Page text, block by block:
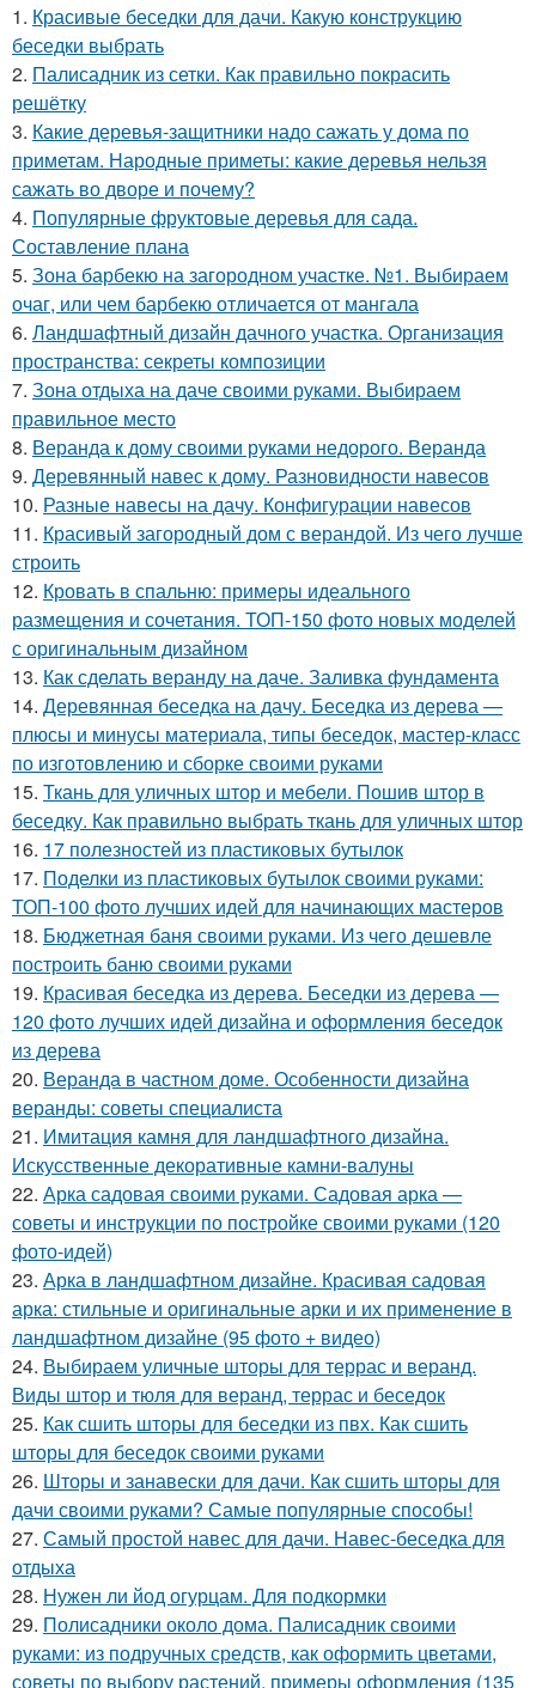
1. Красивые беседки для дачи. Какую конструкцию
беседки выбрать
2. Палисадник из сетки. Как правильно покрасить
решётку
3. Какие деревья-защитники надо сажать у дома по
приметам. Народные приметы: какие деревья нельзя
сажать во дворе и почему?
4. Популярные фруктовые деревья для сада.
Составление плана
5. Зона барбекю на загородном участке. №1. Выбираем
очаг, или чем барбекю отличается от мангала
6. Ландшафтный дизайн дачного участка. Организация
пространства: секреты композиции
7. Зона отдыха на даче своими руками. Выбираем
правильное место
8. Веранда к дому своими руками недорого. Веранда
9. Деревянный навес к дому. Разновидности навесов
10. Разные навесы на дачу. Конфигурации навесов
11. Красивый загородный дом с верандой. Из чего лучше
строить
12. Кровать в спальню: примеры идеального
размещения и сочетания. ТОП-150 фото новых моделей
с оригинальным дизайном
13. Как сделать веранду на даче. Заливка фундамента
14. Деревянная беседка на дачу. Беседка из дерева —
плюсы и минусы материала, типы беседок, мастер-класс
по изготовлению и сборке своими руками
15. Ткань для уличных штор и мебели. Пошив штор в
беседку. Как правильно выбрать ткань для уличных штор
16. 17 полезностей из пластиковых бутылок
17. Поделки из пластиковых бутылок своими руками:
ТОП-100 фото лучших идей для начинающих мастеров
18. Бюджетная баня своими руками. Из чего дешевле
построить баню своими руками
19. Красивая беседка из дерева. Беседки из дерева —
120 фото лучших идей дизайна и оформления беседок
из дерева
20. Веранда в частном доме. Особенности дизайна
веранды: советы специалиста
21. Имитация камня для ландшафтного дизайна.
Искусственные декоративные камни-валуны
22. Арка садовая своими руками. Садовая арка —
советы и инструкции по постройке своими руками (120
фото-идей)
23. Арка в ландшафтном дизайне. Красивая садовая
арка: стильные и оригинальные арки и их применение в
ландшафтном дизайне (95 фото + видео)
24. Выбираем уличные шторы для террас и веранд.
Виды штор и тюля для веранд, террас и беседок
25. Как сшить шторы для беседки из пвх. Как сшить
шторы для беседок своими руками
26. Шторы и занавески для дачи. Как сшить шторы для
дачи своими руками? Самые популярные способы!
27. Самый простой навес для дачи. Навес-беседка для
отдыха
28. Нужен ли йод огурцам. Для подкормки
29. Полисадники около дома. Палисадник своими
руками: из подручных средств, как оформить цветами,
советы по выбору растений, примеры оформления (135